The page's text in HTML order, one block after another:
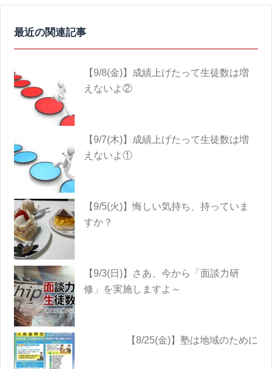
【9/8(金)】成績上げたって生徒数は増
えないよ②
【9/7(木)】成績上げたって生徒数は増
えないよ①
【9/5(火)】悔しい気持ち、持っていま
すか？
【9/3(日)】さあ、今から「面談力研
修」を実施しますよ～
【8/25(金)】塾は地域のために